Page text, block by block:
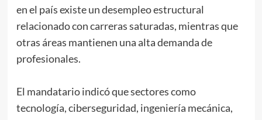
en el país existe un desempleo estructural
relacionado con carreras saturadas, mientras que
otras áreas mantienen una alta demanda de
profesionales.
El mandatario indicó que sectores como
tecnología, ciberseguridad, ingeniería mecánica,